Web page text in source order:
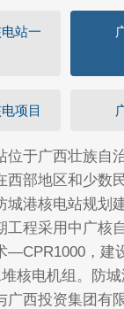
站一
项目
位于广西壮族自
西部地区和少数
城港核电站规划
工程采用中广核
—CPR1000，建
核电机组。防
广西投资集团有